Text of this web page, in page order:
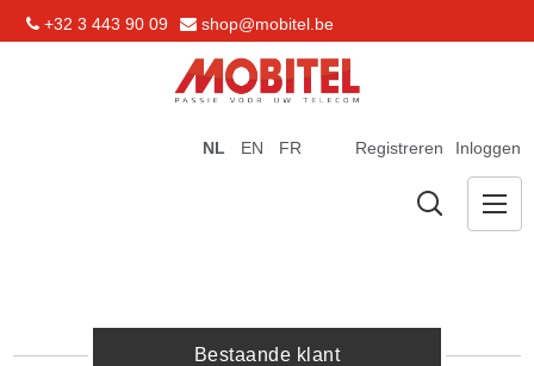
+32 3 443 90 09 shop@mobitel.be
Registreren Inloggen
NL EN FR
Bestaande klant